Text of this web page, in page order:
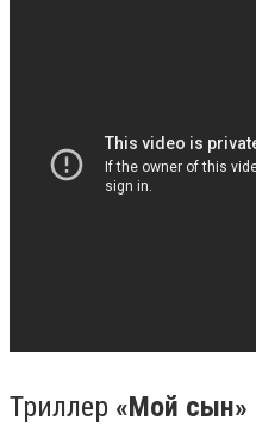
Триллер «Мой сын»